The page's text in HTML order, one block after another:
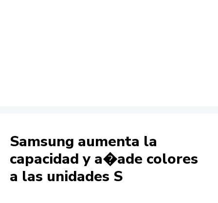
Samsung aumenta la
capacidad y a�ade colores
a las unidades S